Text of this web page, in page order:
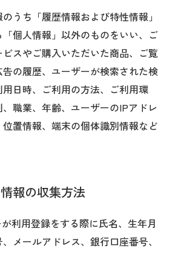
うち「履歴情報および特性情報」
個人情報」以外のものをいい、ご
スやご購入いただいた商品、ご覧
の履歴、ユーザーが検索された検
日時、ご利用の方法、ご利用環
職業、年齢、ユーザーのIPアドレ
置情報、端末の個体識別情報など
報の収集方法
利用登録をする際に氏名、生年月
メールアドレス、銀行口座番号、